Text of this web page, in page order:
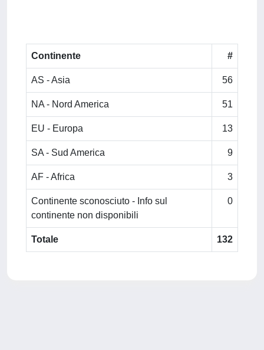
Continente #
AS - Asia 56
NA - Nord America 51
EU - Europa 13
SA - Sud America 9
AF - Africa 3
Continente sconosciuto - Info sul
continente non disponibili
0
Totale 132